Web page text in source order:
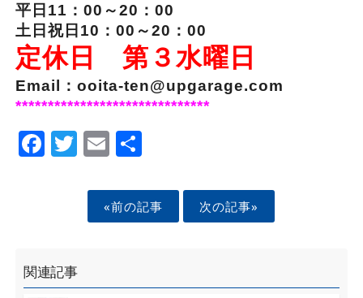
平日11：00～20：00
土日祝日10：00～20：00
定休日 第３水曜日
Email：ooita-ten@upgarage.com
******************************
Facebook
Twitter
EmailShare
«前の記事 次の記事»
関連記事